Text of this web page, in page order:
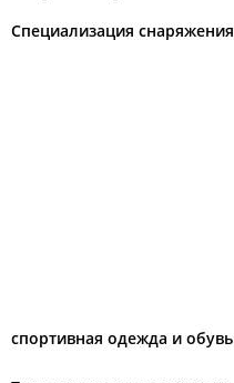
Специализация снаряжения
спортивная одежда и обувь